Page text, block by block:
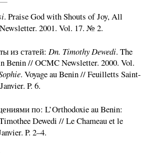
. Praise God with Shouts of Joy, All
2001. Vol. 17. № 2.
из статей: Dn. Timothy Dewedi. The
Benin // OCMC Newsletter. 2000. Vol.
. Voyage au Benin // Feuilletts Saint-
P. 6.
по: L’Orthodoxie au Benin:
Dewedi // Le Chameau et le
P. 2–4.